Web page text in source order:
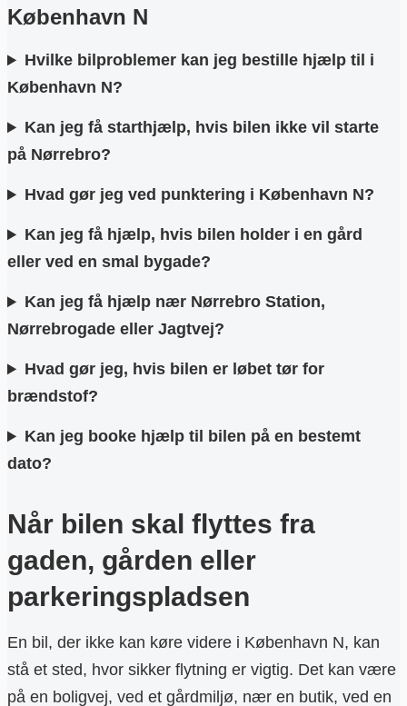
København N
Hvilke bilproblemer kan jeg bestille hjælp til i
København N?
Kan jeg få starthjælp, hvis bilen ikke vil starte
på Nørrebro?
Hvad gør jeg ved punktering i København N?
Kan jeg få hjælp, hvis bilen holder i en gård
eller ved en smal bygade?
Kan jeg få hjælp nær Nørrebro Station,
Nørrebrogade eller Jagtvej?
Hvad gør jeg, hvis bilen er løbet tør for
brændstof?
Kan jeg booke hjælp til bilen på en bestemt
dato?
Når bilen skal flyttes fra
gaden, gården eller
parkeringspladsen
En bil, der ikke kan køre videre i København N, kan
stå et sted, hvor sikker flytning er vigtig. Det kan være
på en boligvej, ved et gårdmiljø, nær en butik, ved en